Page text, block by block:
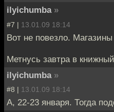
ilyichumba »
#7 | 13.01.09 18:14
Вот не повезло.
Метнусь завтра в
ilyichumba »
#8 | 13.01.09 18:14
А, 22-23 января. Тогда